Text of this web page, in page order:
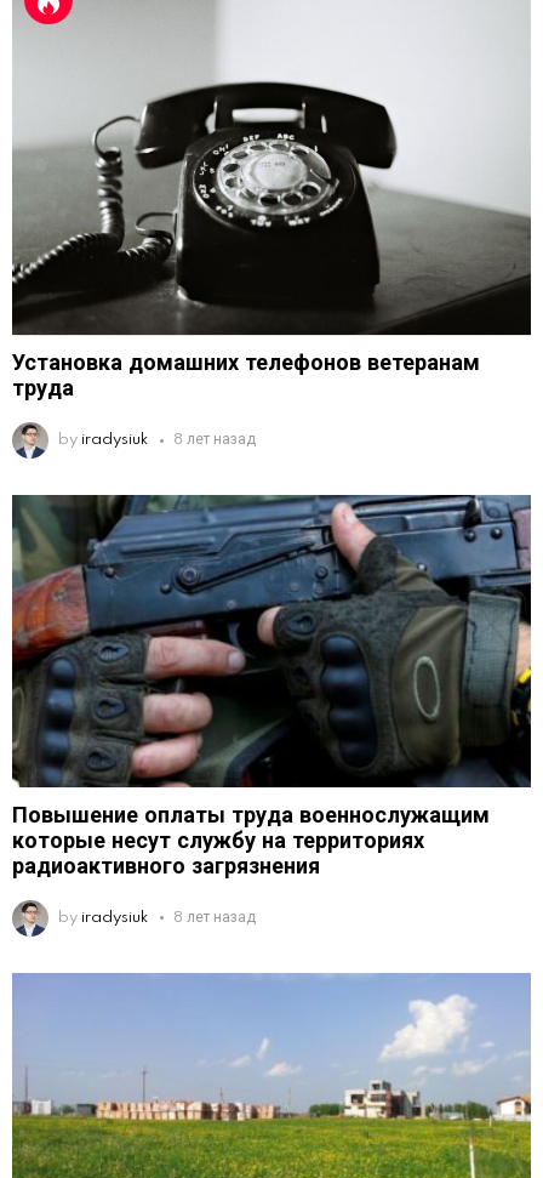
Установка домашних телефонов ветеранам
труда
by iradysiuk 8 лет назад
Повышение оплаты труда военнослужащим
которые несут службу на территориях
радиоактивного загрязнения
by iradysiuk 8 лет назад